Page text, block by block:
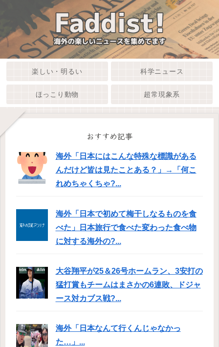
楽しい・明るい 科学ニュース
ほっこり動物 超常現象系
おすすめ記事
海外「日本にはこんな特殊な標識がある
んだけど皆は見たことある？」→「何こ
れめちゃくちゃ?...
海外「日本で初めて梅干しなるものを食
べた」日本旅行で食べた変わった食べ物
に対する海外の?...
大谷翔平が25＆26号ホームラン、3安打の
猛打賞もチームはまさかの6連敗、ドジャ
ース対カブス戦?...
海外「日本なんて行くんじゃなかっ
た…」...